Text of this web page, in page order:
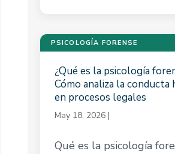
PSICOLOGÍA FORENSE
¿Qué es la psicología
Cómo analiza la conducta
en procesos legales
May 18, 2026|
Qué es la psicología